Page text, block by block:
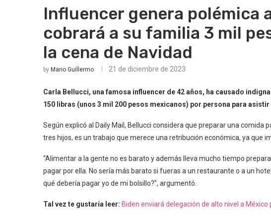
Influencer genera polémica
cobrará a su familia 3 mil
la cena de Navidad
by Mario Guillermo 21 de diciembre de 2023
Carla Bellucci, una famosa influencer de 42 años, ha causado
150 libras (unos 3 mil 200 pesos mexicanos) por persona para asistir
Según explicó al Daily Mail, Bellucci considera que preparar una comida
tres hijos, es un trabajo que merece una retribución económica, ya que
“Alimentar a la gente no es barato y además lleva mucho tiempo
pagar por ella. No sería más barato si fueras a un restaurante o a un
qué debería pagar yo de mi bolsillo?”, argumentó.
Tal vez te gustaría leer: Biden enviará delegación de alto nivel a